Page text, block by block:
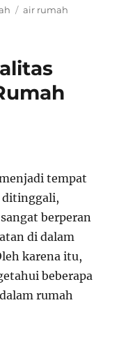
Tags
air rumah
tempat
ditinggali,
berperan
di dalam
karena itu,
beberapa
rumah